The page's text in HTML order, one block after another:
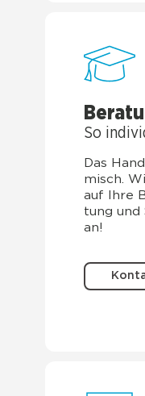
So
Das
misch.
auf Ihre
tung und
an!